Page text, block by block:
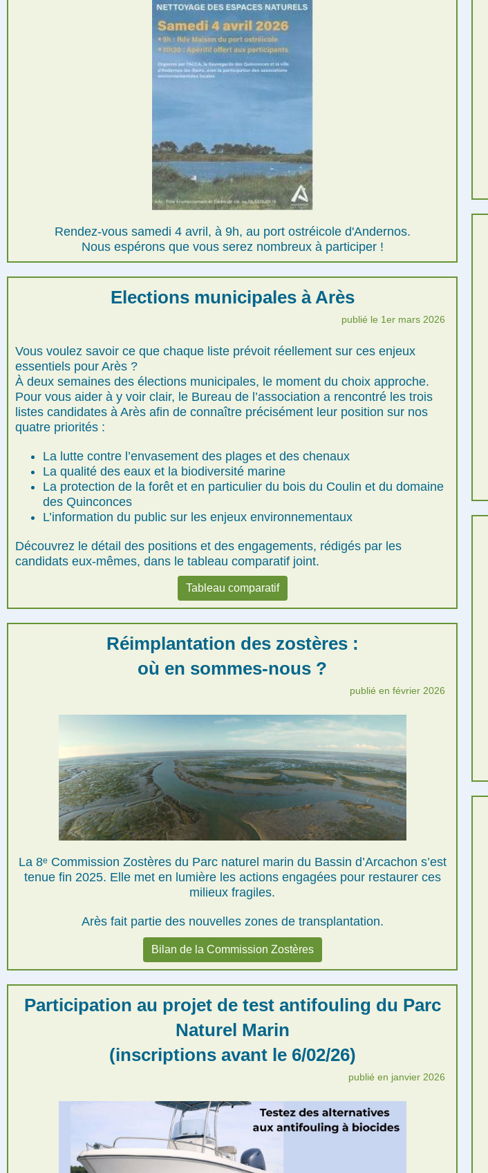
Rendez-vous samedi 4 avril, à 9h, au port ostréicole d'Andernos.
Nous espérons que vous serez nombreux à participer !
Elections municipales à Arès
publié le 1er mars 2026
Vous voulez savoir ce que chaque liste prévoit réellement sur ces enjeux
essentiels pour Arès ?
À deux semaines des élections municipales, le moment du choix approche.
Pour vous aider à y voir clair, le Bureau de l’association a rencontré les trois
listes candidates à Arès afin de connaître précisément leur position sur nos
quatre priorités :
La lutte contre l’envasement des plages et des chenaux
La qualité des eaux et la biodiversité marine
La protection de la forêt et en particulier du bois du Coulin et du domaine
des Quinconces
L’information du public sur les enjeux environnementaux
Découvrez le détail des positions et des engagements, rédigés par les
candidats eux-mêmes, dans le tableau comparatif joint.
Tableau comparatif
Réimplantation des zostères :
où en sommes-nous ?
publié en février 2026
La 8ᵉ Commission Zostères du Parc naturel marin du Bassin d’Arcachon s’est
tenue fin 2025. Elle met en lumière les actions engagées pour restaurer ces
milieux fragiles.
Arès fait partie des nouvelles zones de transplantation.
Bilan de la Commission Zostères
Participation au projet de test antifouling du Parc
Naturel Marin
(inscriptions avant le 6/02/26)
publié en janvier 2026